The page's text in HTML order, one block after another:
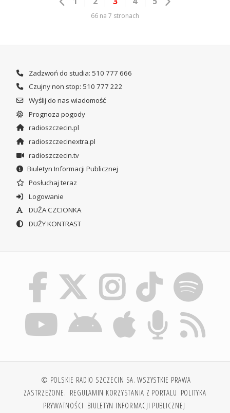
66 na 7 stronach
Zadzwoń do studia: 510 777 666
Czujny non stop: 510 777 222
Wyślij do nas wiadomość
Prognoza pogody
radioszczecin.pl
radioszczecinextra.pl
radioszczecin.tv
Biuletyn Informacji Publicznej
Posłuchaj teraz
Logowanie
DUŻA CZCIONKA
DUŻY KONTRAST
© POLSKIE RADIO SZCZECIN SA. WSZYSTKIE PRAWA
ZASTRZEŻONE. REGULAMIN KORZYSTANIA Z PORTALU POLITYKA
PRYWATNOŚCI BIULETYN INFORMACJI PUBLICZNEJ